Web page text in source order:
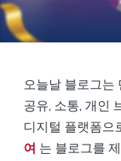
오늘날 블로그는
공유, 소통, 개인
디지털 플랫폼으
여 는 블로그를